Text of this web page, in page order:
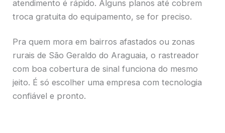
atendimento é rápido. Alguns planos até cobrem
troca gratuita do equipamento, se for preciso.
Pra quem mora em bairros afastados ou zonas
rurais de São Geraldo do Araguaia, o rastreador
com boa cobertura de sinal funciona do mesmo
jeito. É só escolher uma empresa com tecnologia
confiável e pronto.